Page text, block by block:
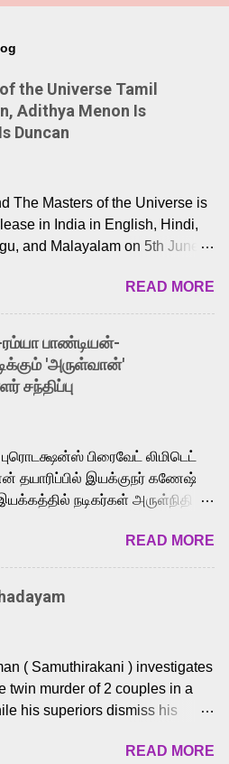
the Universe Tamil
Adithya Menon Is
Duncan
The Masters of the Universe is
in India in English, Hindi,
and Malayalam on 5th June,
lot of love from cult He-Man fans
audiences an exciting glimpse
of Eternia, the recently
trailer has also generated
among Tamil audiences.
growing buzz is the film’s
superhero He-Man. Known for
songs like “Behene De” from
Maalai” from Ghajini, and
versatile voice and strong
multiple languages, making
fit for the legendary character.
the menacing Skeletor
Tamil, Malayalam, and Telugu
them is Action King Arjun...
READ MORE
ரம்யா பாண்டியன்-
'அருள்வான்'
சந்திப்பு
பிரைவேட் லிமிடெட்
தயாரிப்பில் இயக்குநர் கணேஷ்
நடிகர்கள் அருள்நிதி -
இணைந்து நடித்திருக்கும்
சந்திப்பு சென்னையில்
இயக்குநர் கணேஷ் விநாயகன்
'அருள்வான்'
பாண்டியன், வி டி வி கணேஷ் ,
கிருத்திகா, 'பருத்திவீரன்'
உத்தமன் உள்ளிட்ட பலர்
இந்த திரைப்படத்திற்கு ஜீ. வி.
READ MORE
( Samuthirakani ) investigates
twin murder of 2 couples in a
his superiors dismiss his
believes in him and makes him
READ MORE